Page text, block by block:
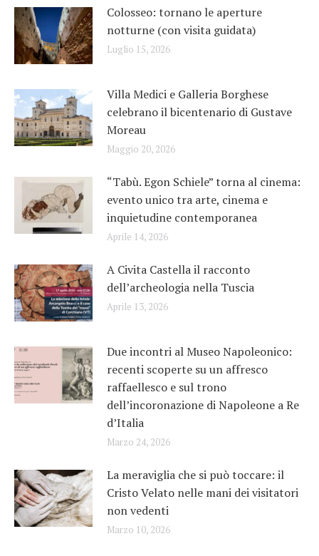
Colosseo: tornano le aperture
notturne (con visita guidata)
Luglio 15, 2026
Villa Medici e Galleria Borghese
celebrano il bicentenario di Gustave
Moreau
Maggio 20, 2026
“Tabù. Egon Schiele” torna al cinema:
evento unico tra arte, cinema e
inquietudine contemporanea
Aprile 14, 2026
A Civita Castella il racconto
dell’archeologia nella Tuscia
Aprile 13, 2026
Due incontri al Museo Napoleonico:
recenti scoperte su un affresco
raffaellesco e sul trono
dell’incoronazione di Napoleone a Re
d’Italia
Marzo 24, 2026
La meraviglia che si può toccare: il
Cristo Velato nelle mani dei visitatori
non vedenti
Marzo 10, 2026